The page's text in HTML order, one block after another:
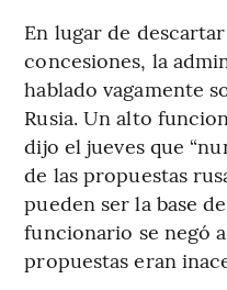
En lugar de
concesiones, la
hablado vagamente
Rusia. Un alto
dijo el jueves que
de las propuestas
pueden ser la base
funcionario se negó
propuestas eran